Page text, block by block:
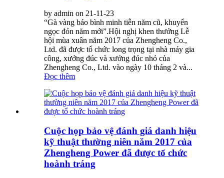
by admin on 21-11-23
“Gà vàng báo bình minh tiễn năm cũ, khuyển
ngọc đón năm mới”.Hội nghị khen thưởng Lễ
hội mùa xuân năm 2017 của Zhengheng Co.,
Ltd. đã được tổ chức long trọng tại nhà máy gia
công, xưởng đúc và xưởng đúc nhỏ của
Zhengheng Co., Ltd. vào ngày 10 tháng 2 và...
Đọc thêm
Cuộc họp bảo vệ đánh giá danh hiệu
kỹ thuật thường niên năm 2017 của
Zhengheng Power đã được tổ chức
hoành tráng